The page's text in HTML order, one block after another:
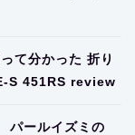
て分かった 折り
S 451RS review
パールイズミの